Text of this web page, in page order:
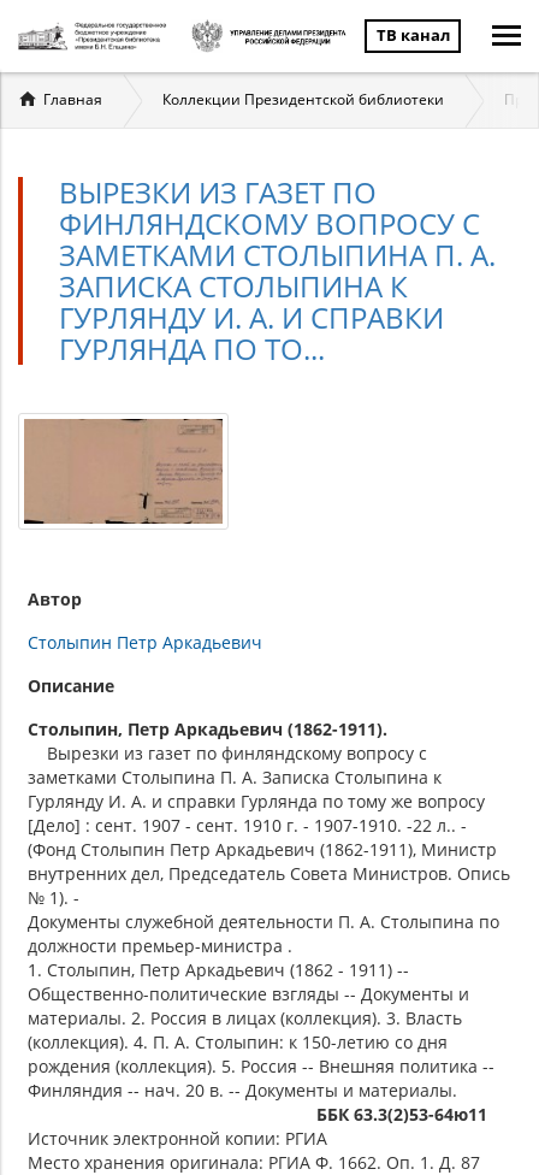
ТВ канал
Вы
здесь
Главная Коллекции Президентской библиотеки
ВЫРЕЗКИ ИЗ ГАЗЕТ ПО
ФИНЛЯНДСКОМУ ВОПРОСУ С
ЗАМЕТКАМИ СТОЛЫПИНА П. А.
ЗАПИСКА СТОЛЫПИНА К
ГУРЛЯНДУ И. А. И СПРАВКИ
ГУРЛЯНДА ПО ТО...
Автор
Столыпин Петр Аркадьевич
Описание
Столыпин, Петр Аркадьевич (1862-1911).
Вырезки из газет по финляндскому вопросу с
заметками Столыпина П. А. Записка Столыпина к
Гурлянду И. А. и справки Гурлянда по тому же вопросу
[Дело] : сент. 1907 - сент. 1910 г. - 1907-1910. -22 л.. -
(Фонд Столыпин Петр Аркадьевич (1862-1911), Министр
внутренних дел, Председатель Совета Министров. Опись
№ 1). -
Документы служебной деятельности П. А. Столыпина по
должности премьер-министра .
1. Столыпин, Петр Аркадьевич (1862 - 1911) --
Общественно-политические взгляды -- Документы и
материалы. 2. Россия в лицах (коллекция). 3. Власть
(коллекция). 4. П. А. Столыпин: к 150-летию со дня
рождения (коллекция). 5. Россия -- Внешняя политика --
Финляндия -- нач. 20 в. -- Документы и материалы.
ББК 63.3(2)53-64ю11
Источник электронной копии: РГИА
Место хранения оригинала: РГИА Ф. 1662. Оп. 1. Д. 87